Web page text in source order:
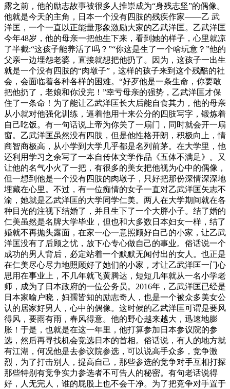
露之前，他的励志故事被很多人推崇成为“身残志坚”的偶像。
他就是今天的主角，日本一个没有四肢的残疾作家——乙 武
洋匡，一个一直以正能量形象激励大家的乙武洋匡。乙武洋匡
今年48岁，他的母亲一把他生下来，看到她的样子，心里就凉
了半截:“这孩子能养活了吗？”“你这是生了一个啥玩意？”他的
父亲一边埋怨老婆，直接就想把他扔了。因为，这孩子一出生
就是一个没有四肢的“肉墩子”，这样的孩子来到这个残酷的社
会，会面临着各种各样的困难。“好歹他是一条生命，你要敢
把他扔了，老娘和你没完！”幸亏母亲的强势，乙武洋匡才保
住了一条命！为了能让乙武洋匡长大后能自食其力，他的母亲
从小就对他强化训练，逼着他用十来公分的四肢写字，锻炼着
自己吃饭。有一句话说上帝为你关了一扇门，同时就会开一扇
窗。乙武洋匡虽然没有四肢，但是他性格开朗，积极向上，情
商智商极高，从小学到大学几乎都是名列前茅。在大学里，他
还利用学习之余写了一本自传体文学作品《五体不满足》。又
让他的名气小火了一把，有很多的美女把他视为心中的偶像，
但一想到他是一个没有四肢的肉墩子，只好把那份深情深深地
埋藏在心里。不过，有一位痴情的女子一直对乙武洋匡矢志不
渝，她就是乙武洋匡的大学同学仁美。两人在大学期间就在各
种目光的注视下结婚了，并且生下了一个大胖小子。结了婚的
仁美虽然是名牌大学毕业，但也和大多数日本妇女一样，结了
婚就不再抛头露面，在家一心一意照顾好自己的小家，让乙武
洋匡没有了后顾之忧，放下心专心做自己的事业。俗话说一个
成功的男人背后，必定站着一个默默无闻付出的女人。也正是
在仁美尽心尽力地照顾好了她们的小家，才让乙武洋匡一门心
思用在事业上，不几年就飞黄腾达，短短几年就从一名小学老
师，成为了日本政府的一位公务员。2016年，乙武洋匡已经是
日本家喻户晓，妇孺皆知的励志奇人，也是一个被众多美女公
认的居家好男人，心中的偶像。这时候的乙武洋匡可谓是要风
得风，要雨有雨，春风得意。他的野心越来越大，迅速地膨
胀！于是，也就是在这一年里，他打算参加日本参议院的参
选，然后再寻找机会竞选日本的首相。俗话说，有人的地方就
有江湖，何况他是去参议院参选，可以说高手众多，竞争激
烈，为了打击别人，提高自己，那些参选的竞争对手互相打探
那些特别有竞争实力参选者不可告人的秘密。有句老话说得
好，人无完人，谁的屁股上也不会干净。为了把竞争对手置于